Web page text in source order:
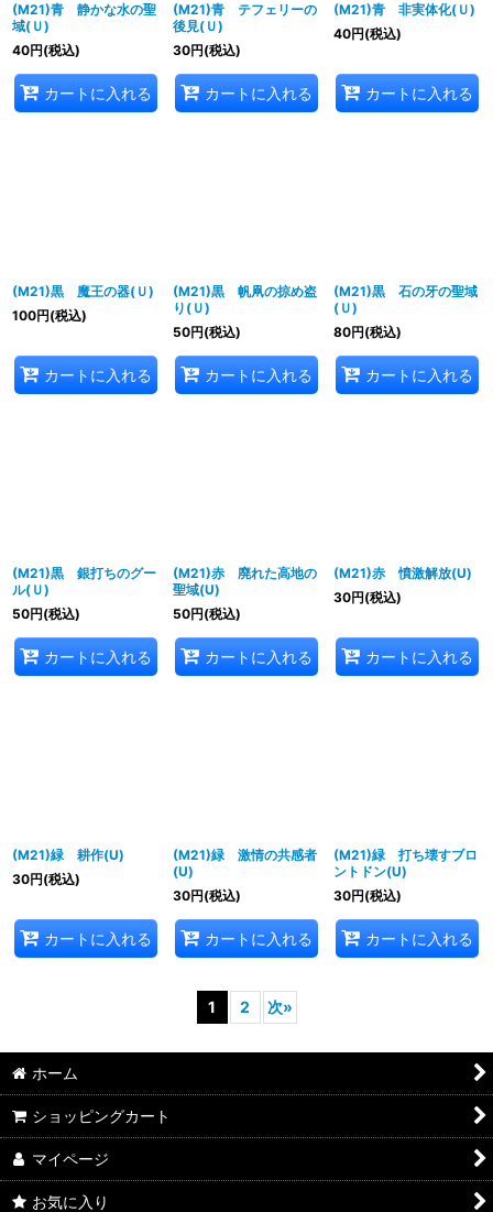
(M21)青 静かな水の聖
域(Ｕ)
40円(税込)
カートに入れる
(M21)青 テフェリーの
後見(Ｕ)
30円(税込)
カートに入れる
(M21)青 非実体化(Ｕ)
40円(税込)
カートに入れる
(M21)黒 魔王の器(Ｕ)
100円(税込)
カートに入れる
(M21)黒 帆凧の掠め盗
り(Ｕ)
50円(税込)
カートに入れる
(M21)黒 石の牙の聖域
(Ｕ)
80円(税込)
カートに入れる
(M21)黒 銀打ちのグー
ル(Ｕ)
50円(税込)
カートに入れる
(M21)赤 廃れた高地の
聖域(U)
50円(税込)
カートに入れる
(M21)赤 憤激解放(U)
30円(税込)
カートに入れる
(M21)緑 耕作(U)
30円(税込)
カートに入れる
(M21)緑 激情の共感者
(U)
30円(税込)
カートに入れる
(M21)緑 打ち壊すブロ
ントドン(U)
30円(税込)
カートに入れる
1 2 次»
ホーム
ショッピングカート
マイページ
お気に入り